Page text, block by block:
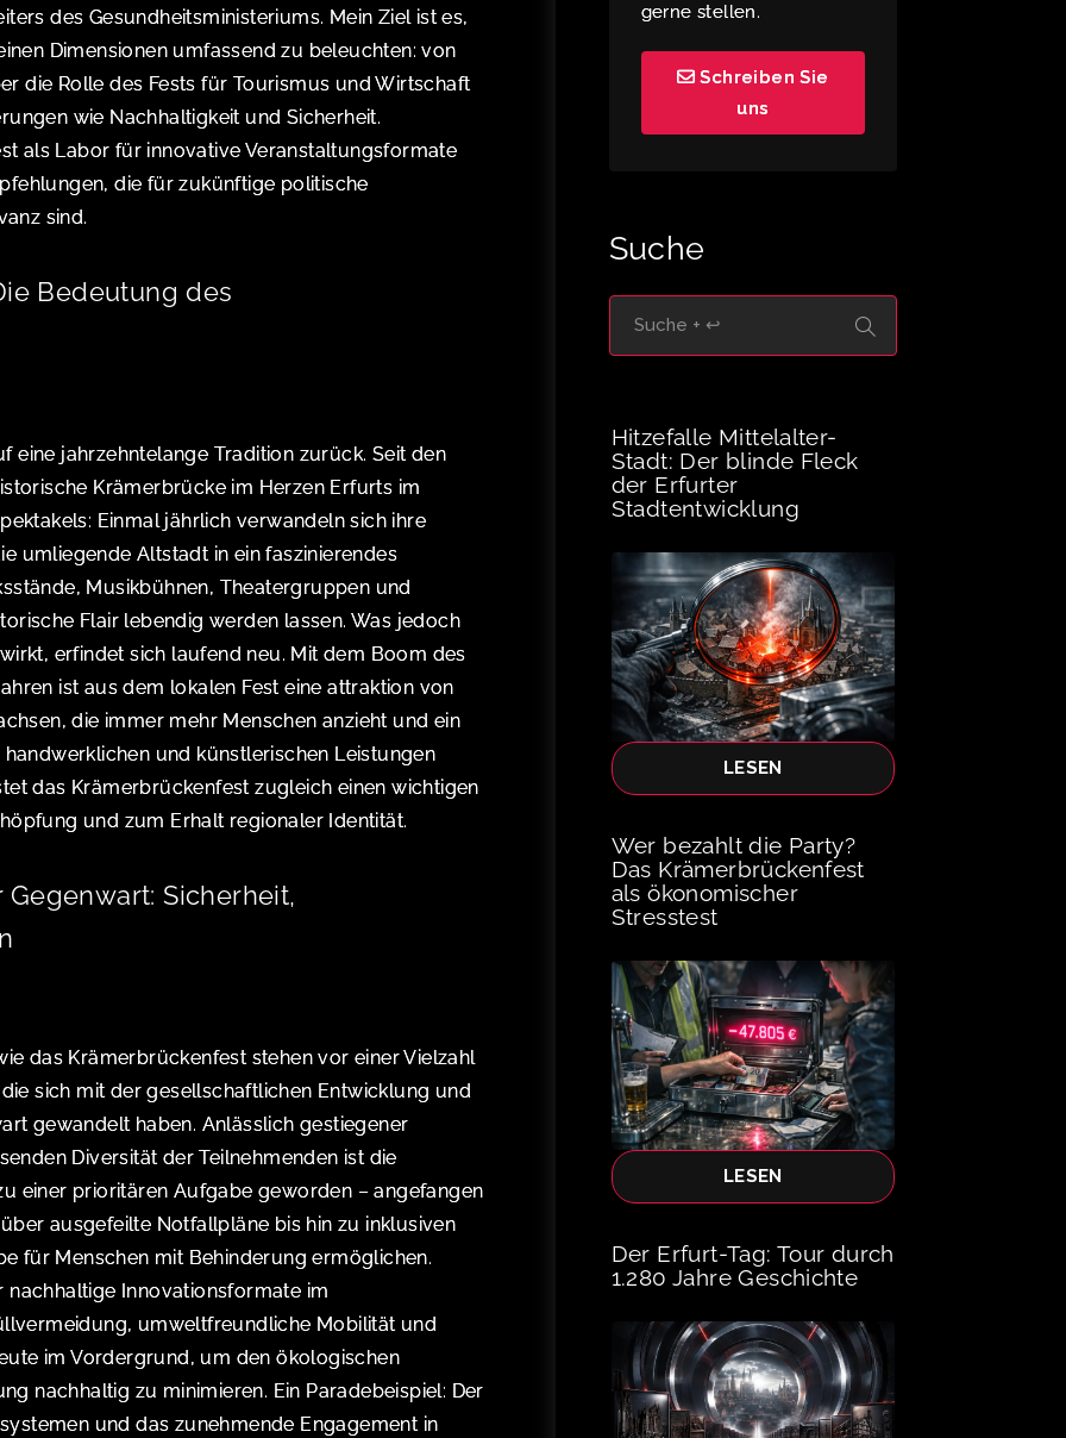
des Gesundheitsministeriums. Mein Ziel ist es,
Dimensionen umfassend zu beleuchten: von
die Rolle des Fests für Tourismus und Wirtschaft
wie Nachhaltigkeit und Sicherheit.
als Labor für innovative Veranstaltungsformate
die für zukünftige politische
sind.
Bedeutung des
eine jahrzehntelange Tradition zurück. Seit den
Krämerbrücke im Herzen Erfurts im
Einmal jährlich verwandeln sich ihre
umliegende Altstadt in ein faszinierendes
Musikbühnen, Theatergruppen und
Flair lebendig werden lassen. Was jedoch
erfindet sich laufend neu. Mit dem Boom des
ist aus dem lokalen Fest eine attraktion von
die immer mehr Menschen anzieht und ein
und künstlerischen Leistungen
das Krämerbrückenfest zugleich einen wichtigen
und zum Erhalt regionaler Identität.
Sicherheit,
das Krämerbrückenfest stehen vor einer Vielzahl
sich mit der gesellschaftlichen Entwicklung und
gewandelt haben. Anlässlich gestiegener
Diversität der Teilnehmenden ist die
einer prioritären Aufgabe geworden – angefangen
ausgefeilte Notfallpläne bis hin zu inklusiven
für Menschen mit Behinderung ermöglichen.
nachhaltige Innovationsformate im
umweltfreundliche Mobilität und
im Vordergrund, um den ökologischen
nachhaltig zu minimieren. Ein Paradebeispiel: Der
und das zunehmende Engagement in
gerne stellen.
Schreiben Sie
uns
Suche
Hitzefalle Mittelalter-
Stadt: Der blinde Fleck
der Erfurter
Stadtentwicklung
LESEN
Wer bezahlt die Party?
Das Krämerbrückenfest
als ökonomischer
Stresstest
LESEN
Der Erfurt-Tag: Tour durch
1.280 Jahre Geschichte